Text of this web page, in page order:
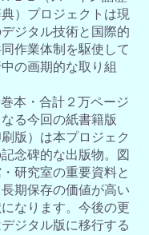
典）プロジェクトは現
ジタル技術と国際的
作業体制を駆使して
の画期的な取り組
本・合計２万ページ
る今回の紙書籍版
刷版）は本プロジェク
記念碑的な出版物。図
研究室の重要資料と
長期保存の価値が高い
なります。今後の更
ジタル版に移行する